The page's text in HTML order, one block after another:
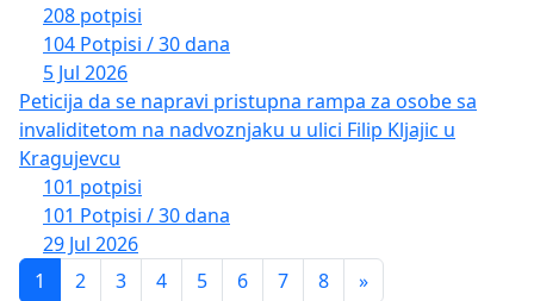
208 potpisi
104 Potpisi / 30 dana
5 Jul 2026
Peticija da se napravi pristupna rampa za osobe sa
invaliditetom na nadvoznjaku u ulici Filip Kljajic u
Kragujevcu
101 potpisi
101 Potpisi / 30 dana
29 Jul 2026
1
2 3 4 5 6 7 8 »